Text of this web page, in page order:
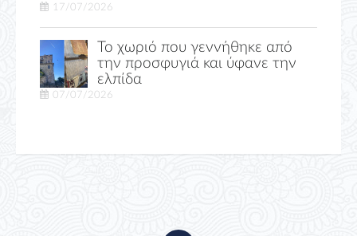
17/07/2026
Το χωριό που γεννήθηκε από
την προσφυγιά και ύφανε την
ελπίδα
07/07/2026